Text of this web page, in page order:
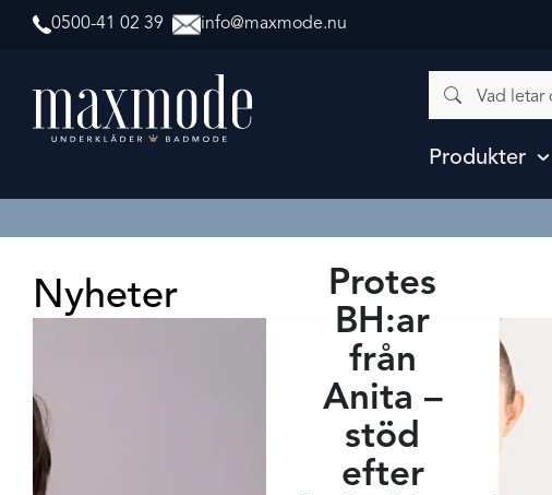
0500-41 02 39 info@maxmode.nu
letar
du
Produkter
Nyheter
Protes
BH:ar
från
Anita –
stöd
efter